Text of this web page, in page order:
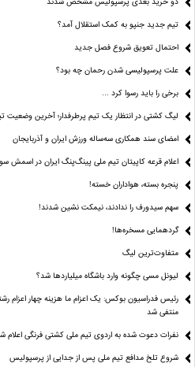
تیم جدید جنپو به کمک استقلال آمد؟
احتمال تعویق شروع فصل جدید
علت پرسپولیسی شدن رحمان چه بود؟
برخی را باید رسوا کرد …
لیگ کشتی در انتظار یک تیم پرطرفدار؛ آخرین وضعیت
امضای سند همکاری سه‌ساله ورزش ایران و آذربایجان
اعلام قرعه کاپیتان تیم ملی پینگ‌پنگ ایران در اسمش
پنجره بسته، هواداران خسته!
سهم سیدورف را ندادند، نیمکت نشین شدند!
گردهمایی مسخره‌ها!
متفاوت‌ترین لیگ
لیونل مسی چگونه وارد باشگاه میلیاردها شد؟
رئیس فدراسیون بوکس: یک اعزام ما هزینه چهار اعزام
منتفی شد
نفرات دعوت شده به اردوی تیم ملی کشتی فرنگی اعلام
شروع تلخ مدافع تیم ملی پس از جدایی از پرسپولیس